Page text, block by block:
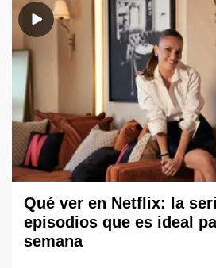
Qué ver en Netflix: la
episodios que es ideal
semana